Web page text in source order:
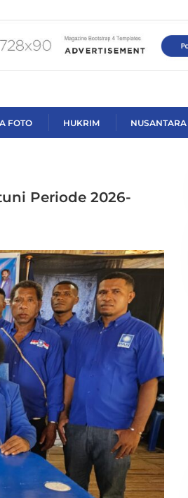
FOTO HUKRIM NUSANTARA
Periode 2026-